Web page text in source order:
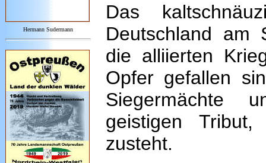
Hermann Sudermann
Das
Deutschland am
die alliierten
Opfer gefallen
Siegermächte
geistigen
zusteht.